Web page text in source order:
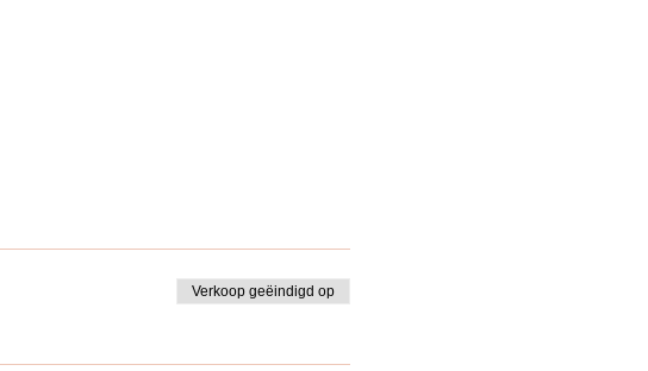
Verkoop geëindigd op